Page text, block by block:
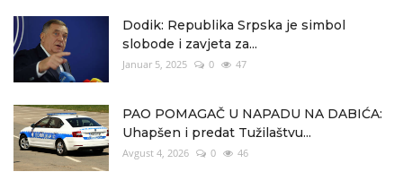
Dodik: Republika Srpska je simbol
slobode i zavjeta za...
Januar 5, 2025 0 47
PAO POMAGAČ U NAPADU NA DABIĆA:
Uhapšen i predat Tužilaštvu...
Avgust 4, 2026 0 46